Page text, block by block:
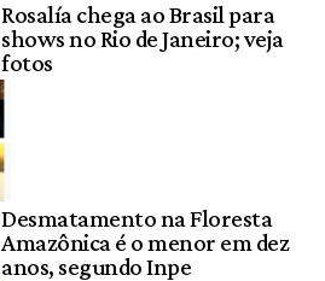
Rosalía chega ao Brasil para
shows no Rio de Janeiro; veja
fotos
Desmatamento na Floresta
Amazônica é o menor em dez
anos, segundo Inpe